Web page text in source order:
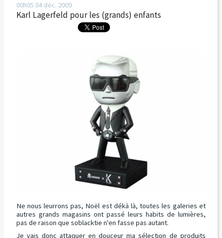
00h05 04 déc. 2009
Karl Lagerfeld pour les (grands) enfants
Ne nous leurrons pas, Noël est dékà là, toutes les galeries et
autres grands magasins ont passé leurs habits de lumières,
pas de raison que soblacktie n'en fasse pas autant.
Je vais donc attaquer en douceur ma sélection de produits